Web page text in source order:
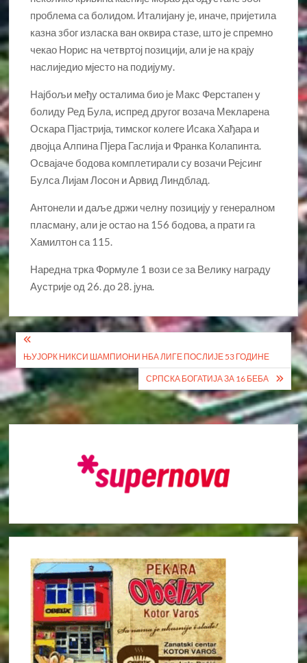
проблема са болидом. Италијану је, иначе, пријетила
казна због изласка ван оквира стазе, што је спремно
чекао Норис на четвртој позицији, али је на крају
наслиједио мјесто на подијуму.
Најбољи међу осталима био је Макс Ферстапен у
болиду Ред Була, испред другог возача Мекларена
Оскара Пјастрија, тимског колеге Исака Хађара и
двојца Алпина Пјера Гаслија и Франка Колапинта.
Освајаче бодова комплетирали су возачи Рејсинг
Булса Лијам Лосон и Арвид Линдблад.
Антонели и даље држи челну позицију у генералном
пласману, али је остао на 156 бодова, а прати га
Хамилтон са 115.
Наредна трка Формуле 1 вози се за Велику награду
Аустрије од 26. до 28. јуна.
Кретање
чланка
ЊУЈОРК НИКСИ ШАМПИОНИ НБА ЛИГЕ ПОСЛИЈЕ 53 ГОДИНЕ
СРПСКА БОГАТИЈА ЗА 16 БЕБА